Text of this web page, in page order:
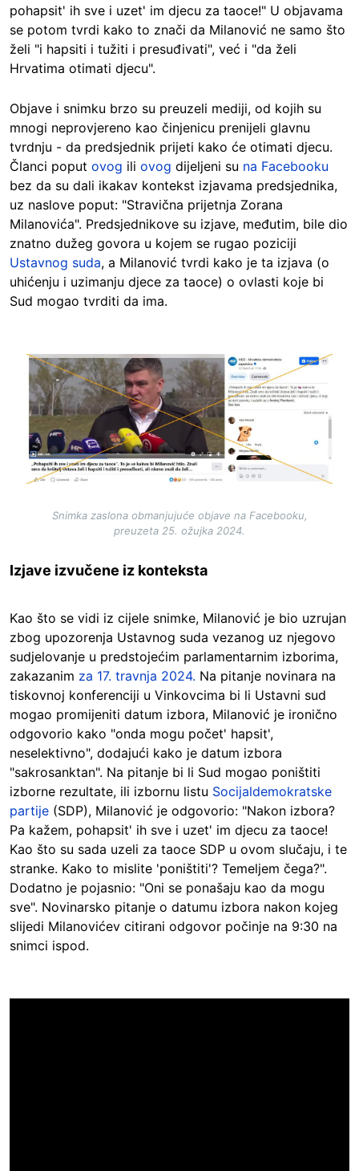
pohapsit' ih sve i uzet' im djecu za taoce!" U objavama
se potom tvrdi kako to znači da Milanović ne samo što
želi "i hapsiti i tužiti i presuđivati", već i "da želi
Hrvatima otimati djecu".
Objave i snimku brzo su preuzeli mediji, od kojih su
mnogi neprovjereno kao činjenicu prenijeli glavnu
tvrdnju - da predsjednik prijeti kako će otimati djecu.
Članci poput ovog ili ovog dijeljeni su na Facebooku
bez da su dali ikakav kontekst izjavama predsjednika,
uz naslove poput: "Stravična prijetnja Zorana
Milanovića". Predsjednikove su izjave, međutim, bile dio
znatno dužeg govora u kojem se rugao poziciji
Ustavnog suda, a Milanović tvrdi kako je ta izjava (o
uhićenju i uzimanju djece za taoce) o ovlasti koje bi
Sud mogao tvrditi da ima.
Image
Snimka zaslona obmanjujuće objave na Facebooku,
preuzeta 25. ožujka 2024.
Izjave izvučene iz konteksta
Kao što se vidi iz cijele snimke, Milanović je bio uzrujan
zbog upozorenja Ustavnog suda vezanog uz njegovo
sudjelovanje u predstojećim parlamentarnim izborima,
zakazanim za 17. travnja 2024. Na pitanje novinara na
tiskovnoj konferenciji u Vinkovcima bi li Ustavni sud
mogao promijeniti datum izbora, Milanović je ironično
odgovorio kako "onda mogu počet' hapsit',
neselektivno", dodajući kako je datum izbora
"sakrosanktan". Na pitanje bi li Sud mogao poništiti
izborne rezultate, ili izbornu listu Socijaldemokratske
partije (SDP), Milanović je odgovorio: "Nakon izbora?
Pa kažem, pohapsit' ih sve i uzet' im djecu za taoce!
Kao što su sada uzeli za taoce SDP u ovom slučaju, i te
stranke. Kako to mislite 'poništiti'? Temeljem čega?".
Dodatno je pojasnio: "Oni se ponašaju kao da mogu
sve". Novinarsko pitanje o datumu izbora nakon kojeg
slijedi Milanovićev citirani odgovor počinje na 9:30 na
snimci ispod.